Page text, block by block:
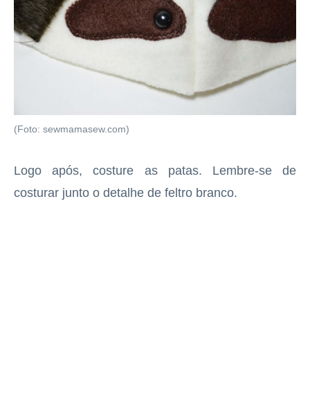
(Foto: sewmamasew.com)
Logo após, costure as patas. Lembre-se de
costurar junto o detalhe de feltro branco.